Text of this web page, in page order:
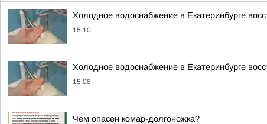
Холодное водоснабжение в Екатеринбурге
15:10
Холодное водоснабжение в Екатеринбурге
15:08
Чем опасен комар-долгоножка?